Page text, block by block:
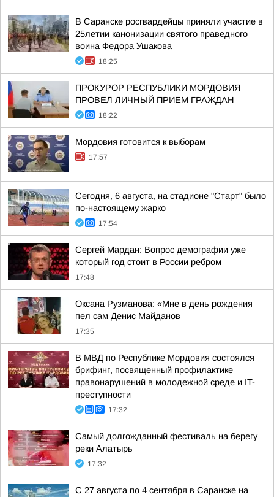
В Саранске росгвардейцы приняли участие в
25летии канонизации святого праведного
воина Федора Ушакова
18:25
ПРОКУРОР РЕСПУБЛИКИ МОРДОВИЯ
ПРОВЕЛ ЛИЧНЫЙ ПРИЕМ ГРАЖДАН
18:22
Мордовия готовится к выборам
17:57
Сегодня, 6 августа, на стадионе "Старт" было
по-настоящему жарко
17:54
Сергей Мардан: Вопрос демографии уже
который год стоит в России ребром
17:48
Оксана Рузманова: «Мне в день рождения
пел сам Денис Майданов
17:35
В МВД по Республике Мордовия состоялся
брифинг, посвященный профилактике
правонарушений в молодежной среде и IT-
преступности
17:32
Самый долгожданный фестиваль на берегу
реки Алатырь
17:32
С 27 августа по 4 сентября в Саранске на